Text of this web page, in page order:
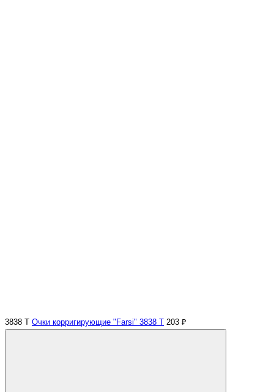
3838 Т Очки корригирующие "Farsi" 3838 Т 203 ₽